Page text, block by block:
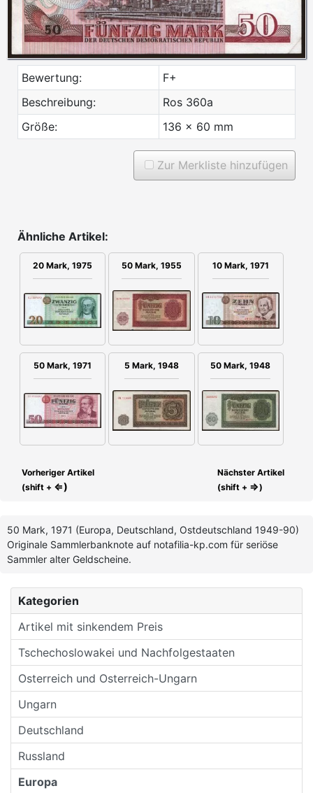
Kategorien
Artikel mit sinkendem Preis
Tschechoslowakei und Nachfolgestaaten
Osterreich und Osterreich-Ungarn
Ungarn
Deutschland
Russland
Europa
Bewertung:
F+
Beschreibung:
Ros 360a
Größe:
136 x 60 mm
Zur Merkliste hinzufügen
Ähnliche Artikel:
20 Mark, 1975 50 Mark, 1955 10 Mark, 1971
50 Mark, 1971 5 Mark, 1948 50 Mark, 1948
Vorheriger Artikel
(shift + ⇐)
Nächster Artikel
(shift + ⇒)
50 Mark, 1971 (Europa, Deutschland, Ostdeutschland 1949-90)
Originale Sammlerbanknote auf notafilia-kp.com für seriöse
Sammler alter Geldscheine.